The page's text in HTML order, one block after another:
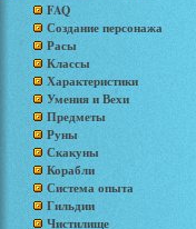
FAQ
Создание персонажа
Расы
Классы
Характеристики
Умения и Вехи
Предметы
Руны
Скакуны
Корабли
Система опыта
Гильдии
Чистилище